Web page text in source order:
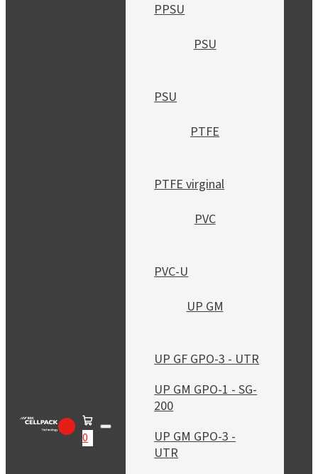
0
PPSU
PSU
PSU
PTFE
PTFE virginal
PVC
PVC-U
UP GM
UP GF GPO-3 - UTR
UP GM GPO-1 - SG-
200
UP GM GPO-3 -
UTR